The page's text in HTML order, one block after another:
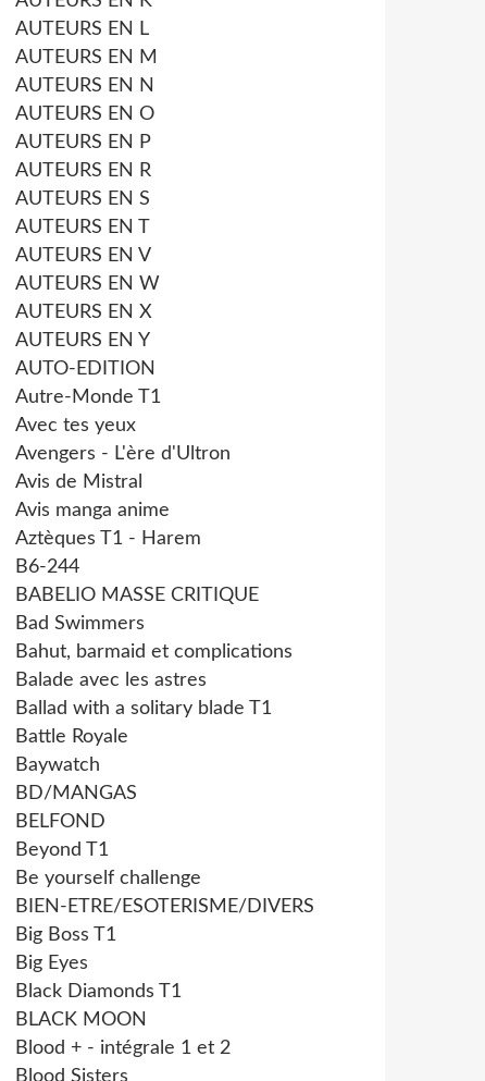
AUTEURS EN L
AUTEURS EN M
AUTEURS EN N
AUTEURS EN O
AUTEURS EN P
AUTEURS EN R
AUTEURS EN S
AUTEURS EN T
AUTEURS EN V
AUTEURS EN W
AUTEURS EN X
AUTEURS EN Y
AUTO-EDITION
Autre-Monde T1
Avec tes yeux
Avengers - L'ère d'Ultron
Avis de Mistral
Avis manga anime
Aztèques T1 - Harem
B6-244
BABELIO MASSE CRITIQUE
Bad Swimmers
Bahut, barmaid et complications
Balade avec les astres
Ballad with a solitary blade T1
Battle Royale
Baywatch
BD/MANGAS
BELFOND
Beyond T1
Be yourself challenge
BIEN-ETRE/ESOTERISME/DIVERS
Big Boss T1
Big Eyes
Black Diamonds T1
BLACK MOON
Blood + - intégrale 1 et 2
Blood Sisters